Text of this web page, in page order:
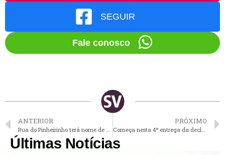
SEGUIR
Fale conosco
ANTERIOR PRÓXIMO
Últimas Notícias